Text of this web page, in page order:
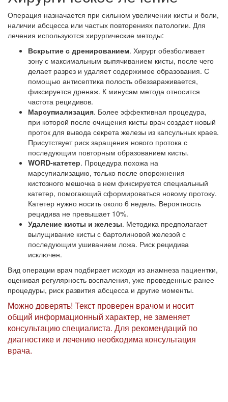
Операция назначается при сильном увеличении кисты и боли,
наличии абсцесса или частых повторениях патологии. Для
лечения используются хирургические методы:
Вскрытие с дренированием. Хирург обезболивает
зону с максимальным выпячиванием кисты, после чего
делает разрез и удаляет содержимое образования. С
помощью антисептика полость обеззараживается,
фиксируется дренаж. К минусам метода относится
частота рецидивов.
Марсупиализация. Более эффективная процедура,
при которой после очищения кисты врач создает новый
проток для вывода секрета железы из капсульных краев.
Присутствует риск заращения нового протока с
последующим повторным образованием кисты.
WORD-катетер. Процедура похожа на
марсупиализацию, только после опорожнения
кистозного мешочка в нем фиксируется специальный
катетер, помогающий сформироваться новому протоку.
Катетер нужно носить около 6 недель. Вероятность
рецидива не превышает 10%.
Удаление кисты и железы. Методика предполагает
вылущивание кисты с бартолиновой железой с
последующим ушиванием ложа. Риск рецидива
исключен.
Вид операции врач подбирает исходя из анамнеза пациентки,
оценивая регулярность воспаления, уже проведенные ранее
процедуры, риск развития абсцесса и другие моменты.
Можно доверять! Текст проверен врачом и носит
общий информационный характер, не заменяет
консультацию специалиста. Для рекомендаций по
диагностике и лечению необходима консультация
врача.